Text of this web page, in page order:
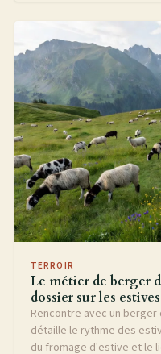
TERROIR
Le métier de berger
dossier sur les
Rencontre avec un
détaille le rythme des
du fromage d'estive et le